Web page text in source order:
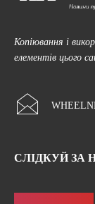
Копіювання і
елементів цього
СЛІДКУЙ ЗА